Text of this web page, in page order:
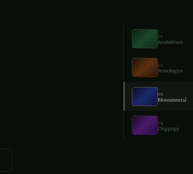
01
Arxitektura
02
Arxeologiya
03
Monumental
04
Diqqatga